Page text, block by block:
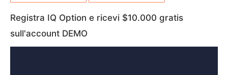
Registra IQ Option e ricevi $10.000 gratis
sull'account DEMO